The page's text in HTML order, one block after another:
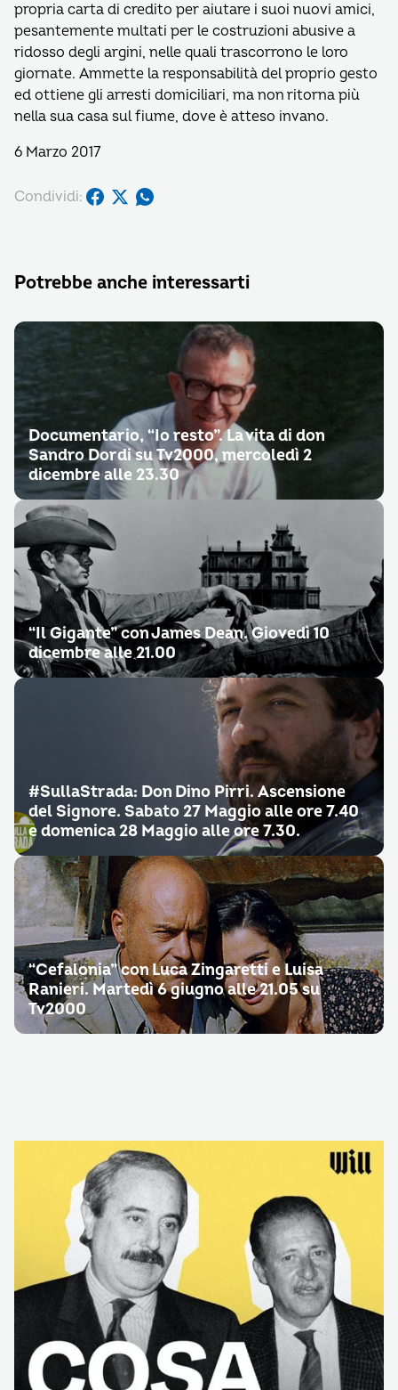
propria carta di credito per aiutare i suoi nuovi amici,
pesantemente multati per le costruzioni abusive a
ridosso degli argini, nelle quali trascorrono le loro
giornate. Ammette la responsabilità del proprio gesto
ed ottiene gli arresti domiciliari, ma non ritorna più
nella sua casa sul fiume, dove è atteso invano.
6 Marzo 2017
Condividi:
Potrebbe anche interessarti
Documentario, “Io resto”. La vita di don
Sandro Dordi su Tv2000, mercoledì 2
dicembre alle 23.30
“Il Gigante” con James Dean. Giovedì 10
dicembre alle 21.00
#SullaStrada: Don Dino Pirri. Ascensione
del Signore. Sabato 27 Maggio alle ore 7.40
e domenica 28 Maggio alle ore 7.30.
“Cefalonia” con Luca Zingaretti e Luisa
Ranieri. Martedì 6 giugno alle 21.05 su
Tv2000